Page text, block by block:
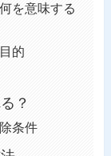
を意味する
的
？
条件